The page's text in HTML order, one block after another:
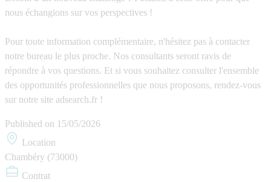
nous échangions sur vos perspectives !
Pour toute information complémentaire, n'hésitez pas à contacter
notre bureau le plus proche. Nos consultants seront ravis de
répondre à vos questions. Et si vous souhaitez consulter l'ensemble
des opportunités professionnelles que nous proposons, rendez-vous
sur notre site adsearch.fr !
Published on 15/05/2026
Location
Chambéry (73000)
Contrat